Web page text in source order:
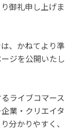
御礼申し上げま
、かねてより準
ジを公開いたし
ライブコマース
業・クリエイタ
分かりやすく、